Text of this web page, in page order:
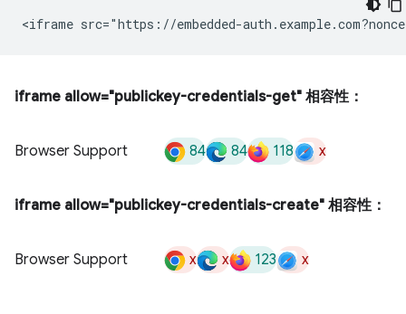
iframe allow="publickey-credentials-get" 相容性：
Browser Support 84 84 118 x
iframe allow="publickey-credentials-create" 相容性：
Browser Support x x 123 x